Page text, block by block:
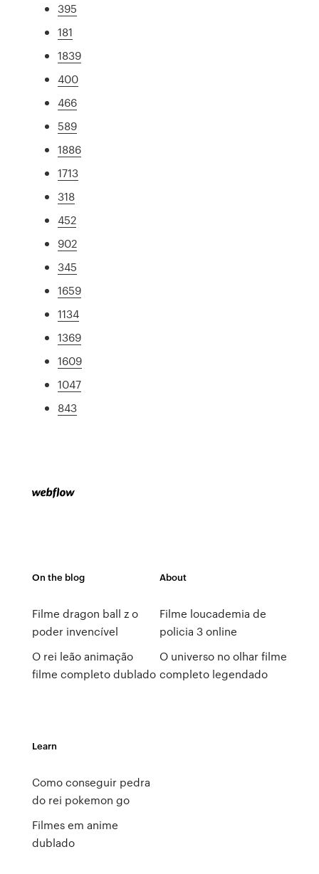
395
181
1839
400
466
589
1886
1713
318
452
902
345
1659
1134
1369
1609
1047
843
On the blog
Filme dragon ball z o
poder invencível
O rei leão animação
filme completo dublado
About
Filme loucademia de
policia 3 online
O universo no olhar filme
completo legendado
Learn
Como conseguir pedra
do rei pokemon go
Filmes em anime
dublado